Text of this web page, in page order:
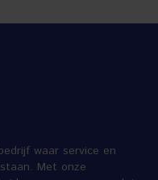
waar service en
Met onze